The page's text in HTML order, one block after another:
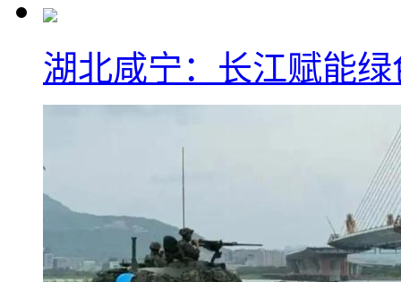
湖北咸宁：长江赋能